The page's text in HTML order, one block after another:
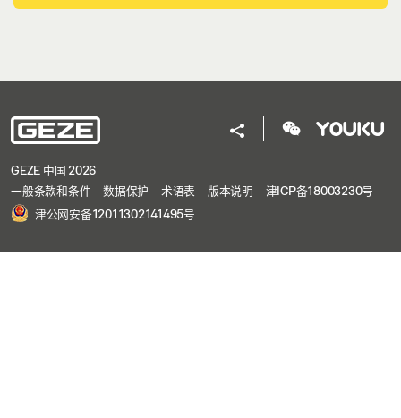
GEZE 中国 2026
一般条款和条件
数据保护 术语表 版本说明
津ICP备18003230号
津公网安备12011302141495号